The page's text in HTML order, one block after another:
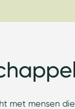
met mensen